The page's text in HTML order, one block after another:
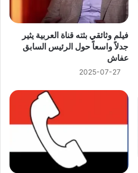
فيلم وثائقي بثته قناة العربية يثير
جدلاً واسعاً حول الرئيس السابق
عفاش
2025-07-27